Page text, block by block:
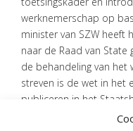
werknemerschap op
minister van SZW heeft
naar de Raad van
de behandeling van het
streven is de wet in het
publiceren in het
in werking kan treden.